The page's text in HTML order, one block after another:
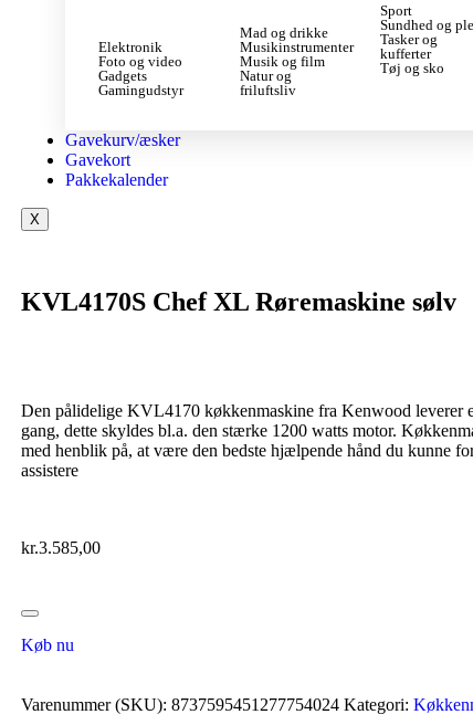
Elektronik
Foto og video
Gadgets
Gamingudstyr
Mad og drikke
Musikinstrumenter
Musik og film
Natur og
friluftsliv
Sport
Sundhed og
Tasker og
kufferter
Tøj og sko
Gavekurv/æsker
Gavekort
Pakkekalender
X
KVL4170S Chef XL Røremaskine sølv
Den pålidelige KVL4170 køkkenmaskine fra Kenwood leverer
gang, dette skyldes bl.a. den stærke 1200 watts motor.
med henblik på, at være den bedste hjælpende hånd du kunne
assistere
kr.3.585,00
Køb nu
Varenummer (SKU): 8737595451277754024 Kategori: